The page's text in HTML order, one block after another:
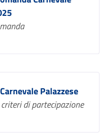
Palazzese
di partecipazione